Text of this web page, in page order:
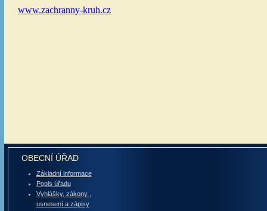
OBECNÍ ÚŘAD
Základní informace
Popis úřadu
Vyhlášky, zákony ,
usnesení a zápisy